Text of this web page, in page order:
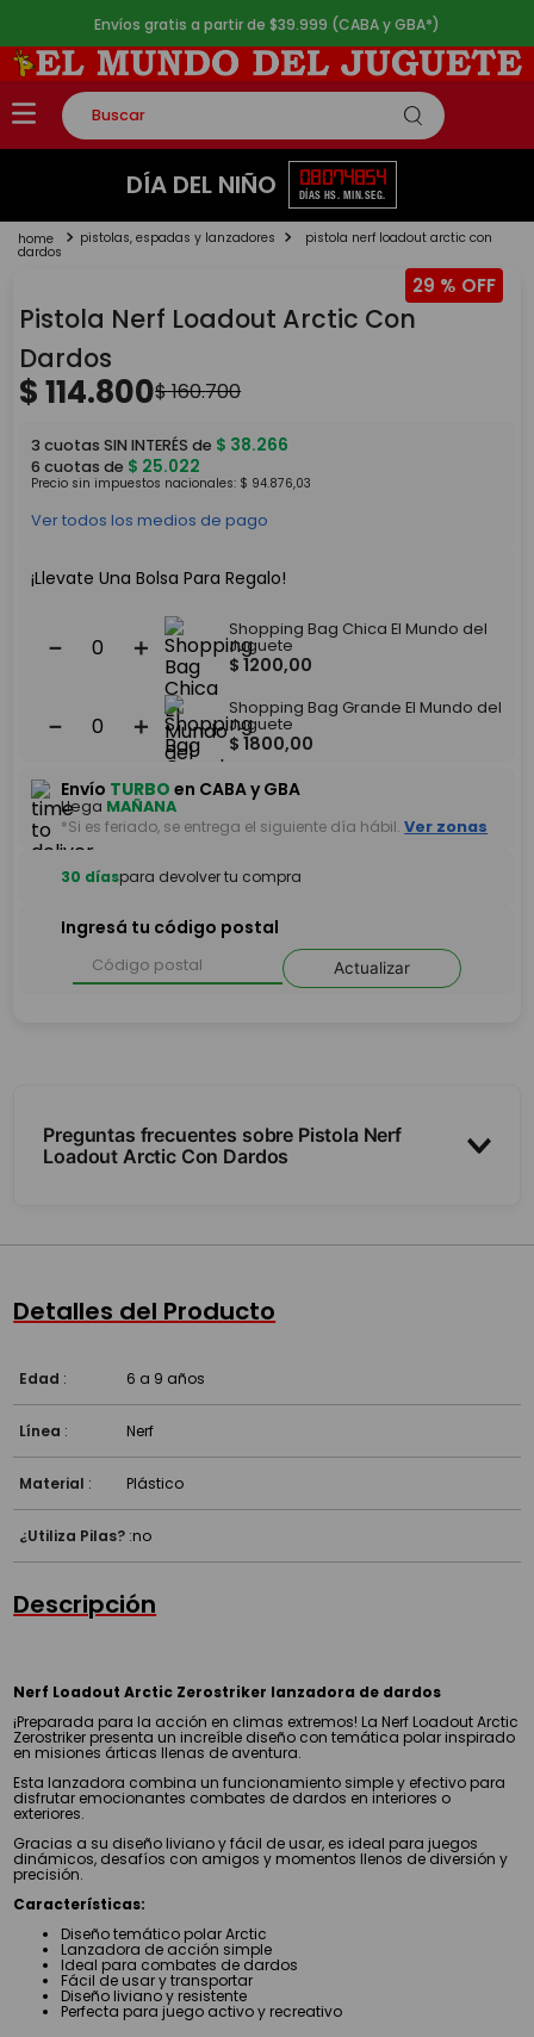
Envíos gratis a partir de $39.999 (CABA y GBA*)
Buscar
TÉRMINOS MÁS BUSCADOS
2.
lego
4 .
monopatin
5. toy story
DÍA DEL NIÑO 08
DÍAS
07
HS.
48
MIN.
54
SEG.
pistolas, espadas y lanzadores pistola nerf loadout arctic con
dardos
29 %
Pistola Nerf Loadout Arctic Con
Dardos
$114.800$160.700
3 cuotas SIN INTERÉS de $ 38.266
6 cuotas de $ 25.022
Precio sin impuestos nacionales: $ 94.876,03
Ver todos los medios de pago
¡Llevate Una Bolsa Para Regalo!
＋
－
Shopping Bag Chica El Mundo del
Juguete
$ 1200,00
＋
－
Shopping Bag Grande El Mundo del
Juguete
$ 1800,00
Envío TURBO en CABA y GBA
Llega MAÑANA
*Si es feriado, se entrega el siguiente día hábil. Ver zonas
30 díaspara devolver tu compra
Ingresá tu código postal
Actualizar
Preguntas frecuentes sobre Pistola Nerf
Loadout Arctic Con Dardos
¿A partir de qué edad es?
Detalles del Producto
Edad : 6 a 9 años
Línea : Nerf
Material : Plástico
¿Utiliza Pilas? :no
Descripción
Nerf Loadout Arctic Zerostriker lanzadora de dardos
¡Preparada para la acción en climas extremos! La Nerf Loadout Arctic
Zerostriker presenta un increíble diseño con temática polar inspirado
en misiones árticas llenas de aventura.
Esta lanzadora combina un funcionamiento simple y efectivo para
disfrutar emocionantes combates de dardos en interiores o
exteriores.
Gracias a su diseño liviano y fácil de usar, es ideal para juegos
dinámicos, desafíos con amigos y momentos llenos de diversión y
precisión.
Características:
Diseño temático polar Arctic
Lanzadora de acción simple
Ideal para combates de dardos
Fácil de usar y transportar
Diseño liviano y resistente
Perfecta para juego activo y recreativo